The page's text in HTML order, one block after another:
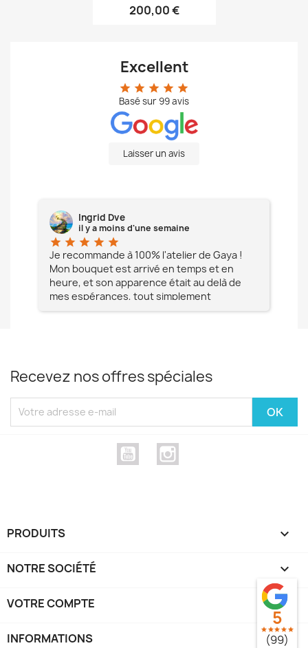
200,00 €
Excellent
star star star star star
Basé sur 99avis
Laisser un avis
Ingrid Dve
il y a moins d'une semaine
star star star star star
Je recommande à 100% l'atelier de Gaya !
Mon bouquet est arrivé en temps et en
heure, et son apparence était au delà de
mes espérances, tout simplement
Recevez nos offres spéciales
YouTube
PRODUITS 
NOTRE SOCIÉTÉ 
VOTRE COMPTE 
INFORMATIONS keyboard_arrow_down
5
star starstar star star
(99)